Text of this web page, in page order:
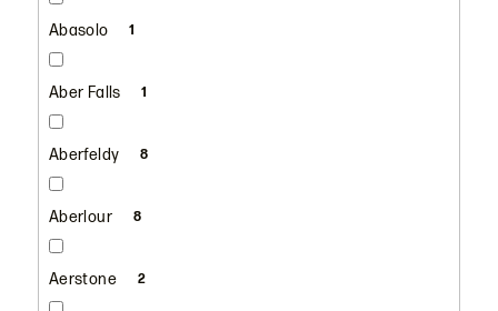
Abasolo 1
Aber Falls 1
Aberfeldy 8
Aberlour 8
Aerstone 2